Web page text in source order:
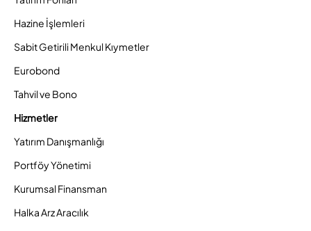
Hazine İşlemleri
Sabit Getirili Menkul Kıymetler
Eurobond
Tahvil ve Bono
Hizmetler
Yatırım Danışmanlığı
Portföy Yönetimi
Kurumsal Finansman
Halka Arz Aracılık